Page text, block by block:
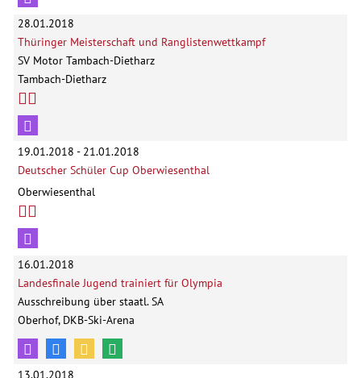
28.01.2018
Thüringer Meisterschaft und Ranglistenwettkampf
SV Motor Tambach-Dietharz
Tambach-Dietharz
19.01.2018 - 21.01.2018
Deutscher Schüler Cup Oberwiesenthal
Oberwiesenthal
16.01.2018
Landesfinale Jugend trainiert für Olympia
Ausschreibung über staatl. SA
Oberhof, DKB-Ski-Arena
13.01.2018